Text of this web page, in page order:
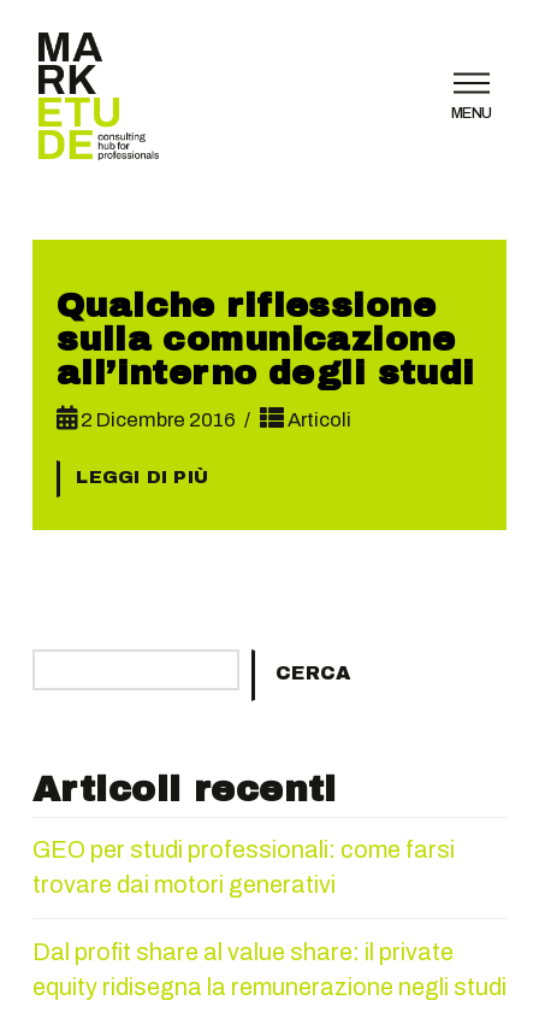
MENU
Qualche riflessione
sulla comunicazione
all’interno degli studi
2 Dicembre 2016 Articoli
LEGGI DI PIÙ
CERCA
Articoli recenti
GEO per studi professionali: come farsi
trovare dai motori generativi
Dal profit share al value share: il private
equity ridisegna la remunerazione negli studi